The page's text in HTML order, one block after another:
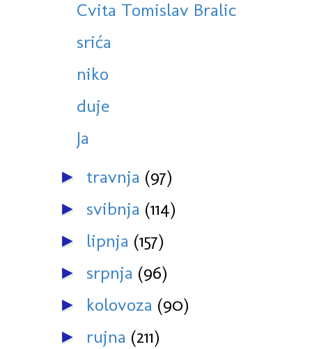
Cvita Tomislav Bralic
srića
niko
duje
Ja
► travnja (97)
► svibnja (114)
► lipnja (157)
► srpnja (96)
► kolovoza (90)
► rujna (211)